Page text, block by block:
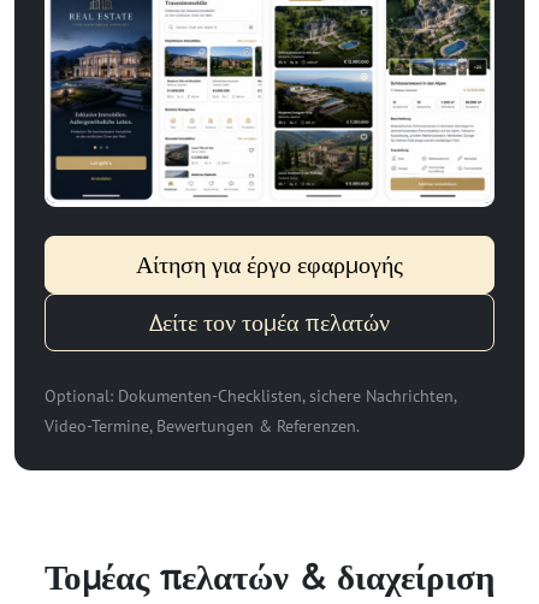
Αίτηση για έργο εφαρμογής
Δείτε τον τομέα πελατών
Optional: Dokumenten-Checklisten, sichere Nachrichten,
Video-Termine, Bewertungen & Referenzen.
Τομέας πελατών & διαχείριση